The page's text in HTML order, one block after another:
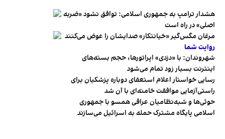
هشدار ترامپ به جمهوری اسلامی: توافق نشود «ضربه
اصلی» در راه است
مرغان مگس‌گیر «خیانتکار» صدایشان را عوض می‌کنند
روایت شما
شهروندان:‌ با «دزدی» اپراتورها، حجم بسته‌های
اینترنت بسیار زود تمام می‌شود
رسایی خواستار اعلام استعفای دوباره پزشکیان برای
راستی‌آزمایی موافقت خامنه‌ای با آن شد
حوثی‌ها و شبه‌نظامیان عراقی همسو با جمهوری
اسلامی پایگاه مشترک حمله به اسرائیل می‌سازند